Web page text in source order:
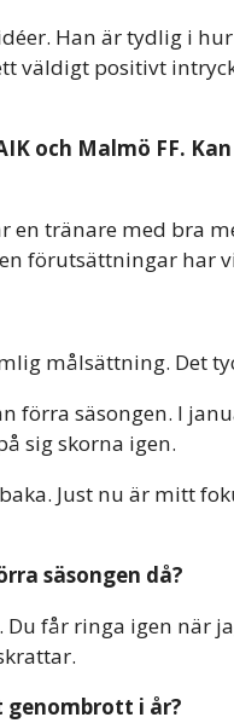
Han är tydlig i
väldigt positivt
och Malmö FF.
en tränare med bra
förutsättningar har
målsättning. Det
förra säsongen. I
sig skorna igen.
Just nu är mitt
säsongen då?
får ringa igen när
genombrott i år?